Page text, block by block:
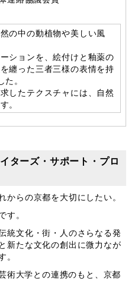
の中の動植物や美しい風
ションを、絵付けと釉薬の
纏った三者三様の表情を持
た。
したテクスチャには、自然
。
ターズ・サポート・プロ
からの京都を大切にしたい。
す。
統文化・街・人のさらなる発
新たな文化の創出に微力なが
。
術大学との連携のもと、京都